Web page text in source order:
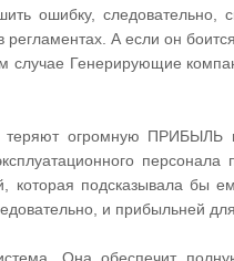
ошибку,
А если он
Генерирующие
теряют огромную
которая подсказывала
и прибыльней